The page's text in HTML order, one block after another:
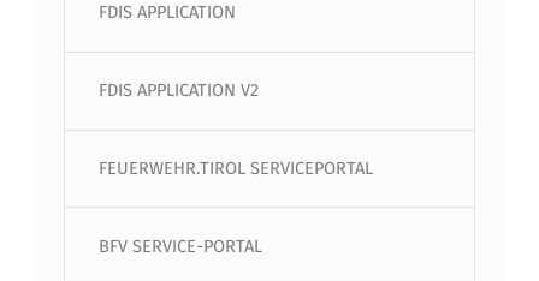
FDIS APPLICATION
FDIS APPLICATION V2
FEUERWEHR.TIROL SERVICEPORTAL
BFV SERVICE-PORTAL